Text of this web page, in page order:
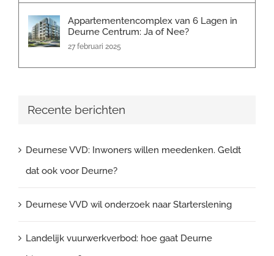
Appartementencomplex van 6 Lagen in
Deurne Centrum: Ja of Nee?
27 februari 2025
Recente berichten
Deurnese VVD: Inwoners willen meedenken. Geldt
dat ook voor Deurne?
Deurnese VVD wil onderzoek naar Starterslening
Landelijk vuurwerkverbod: hoe gaat Deurne